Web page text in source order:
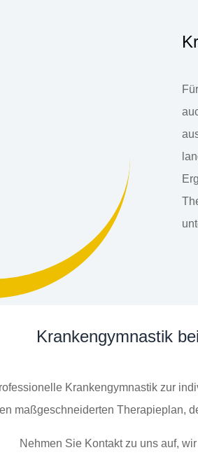
Krankengymnastik
Krankengymnastik zur
maßgeschneiderten Therapieplan,
Nehmen Sie Kontakt zu uns auf,